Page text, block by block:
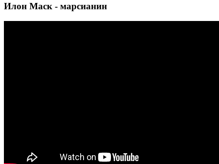
Илон Маск - марсианин